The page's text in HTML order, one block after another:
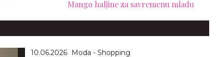
Mango haljine za savremenu mladu
10.06.2026 Moda - Shopping